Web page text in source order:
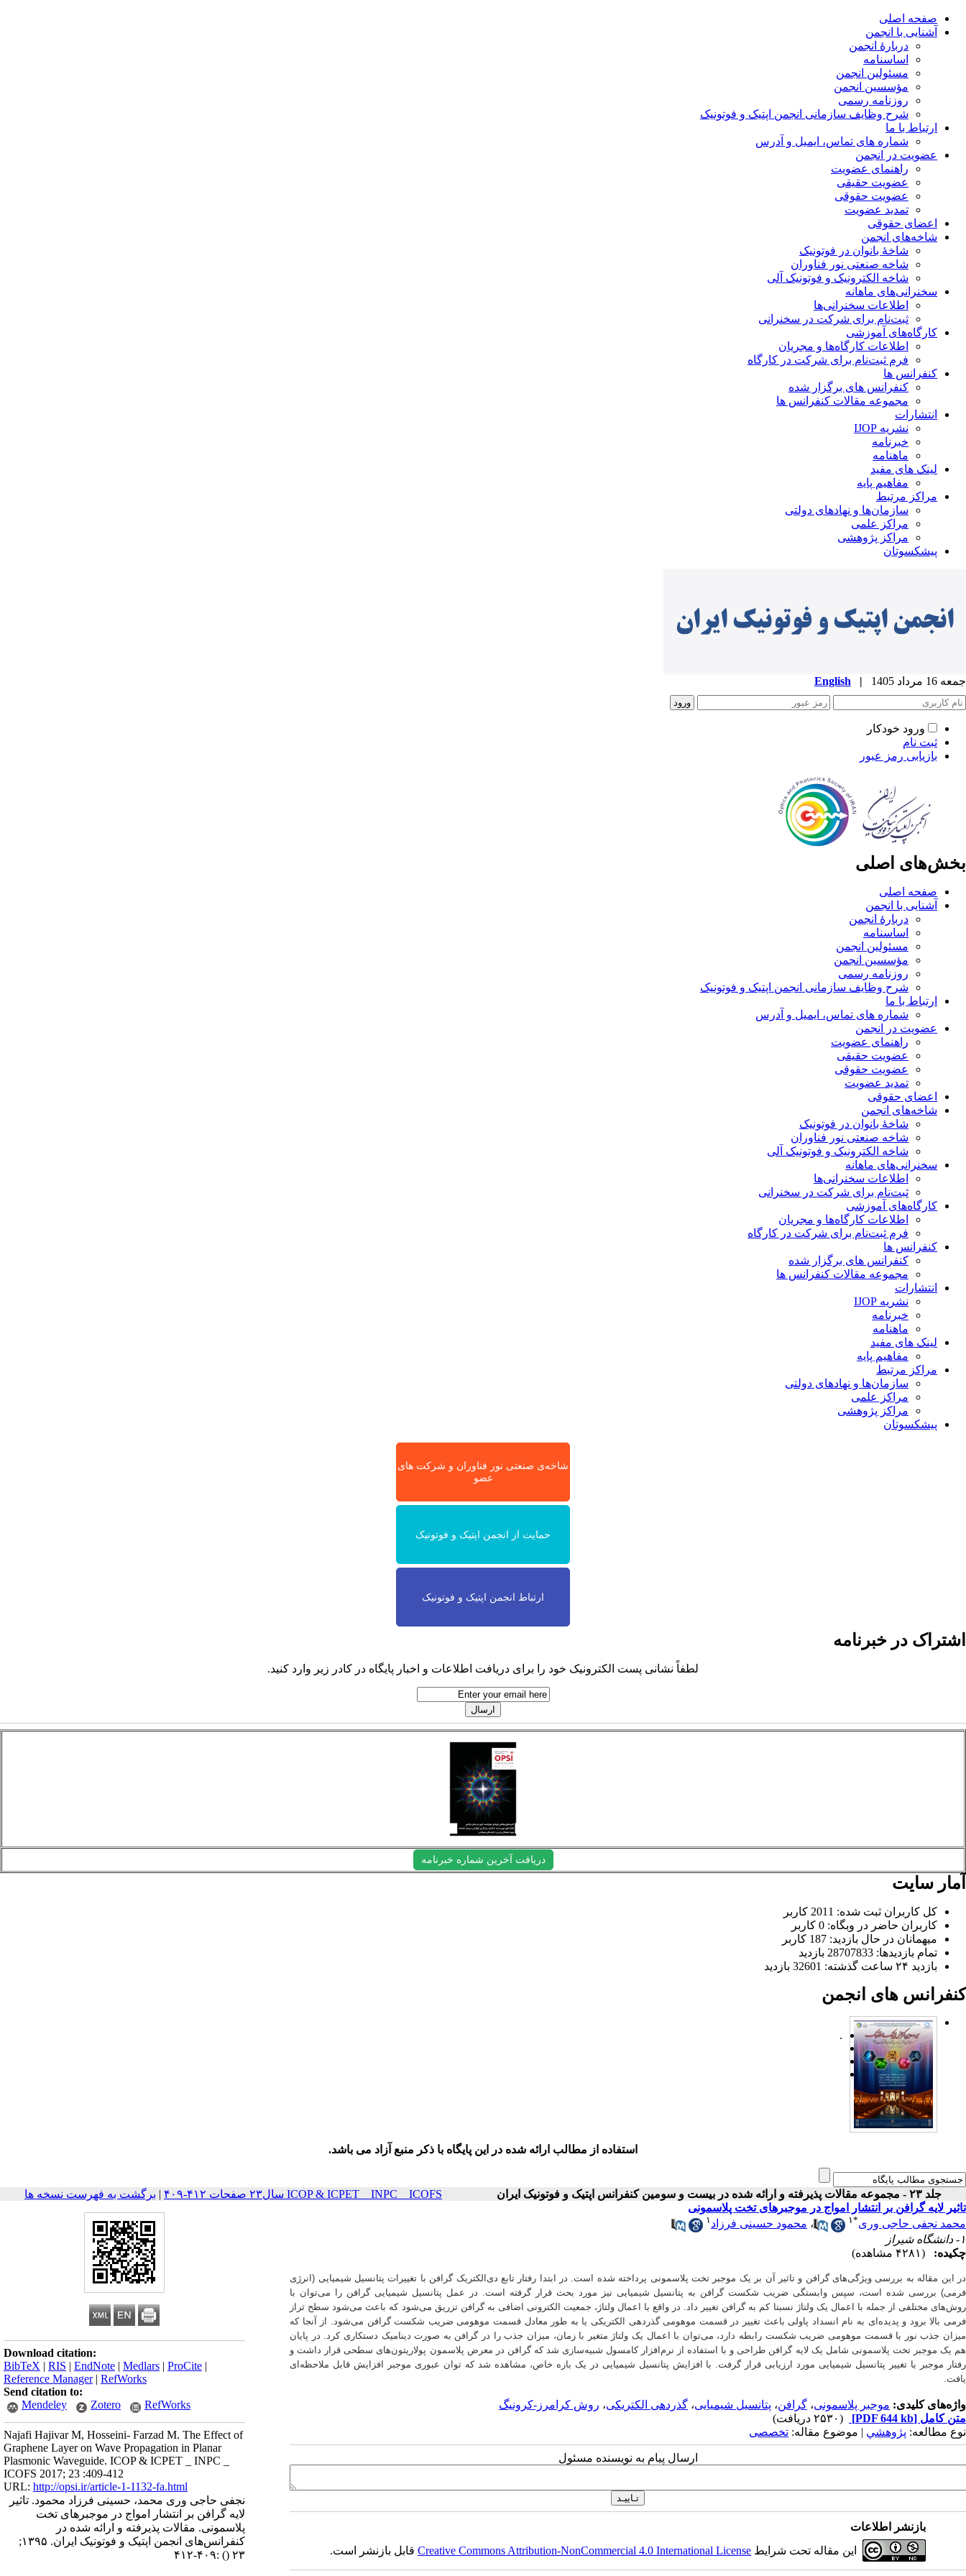
صفحه اصلی
آشنایی با انجمن
دربارۀ انجمن
اساسنامه
مسئولین انجمن
مؤسسین انجمن
روزنامه رسمی
شرح وظایف سازمانی انجمن اپتیک و فوتونیک
ارتباط با ما
شماره های تماس، ایمیل و آدرس
عضویت در انجمن
راهنمای عضویت
عضویت حقیقی
عضویت حقوقی
تمدید عضویت
اعضای حقوقی
شاخه‌های انجمن
شاخۀ بانوان در فوتونیک
شاخه صنعتی نور فناوران
شاخه‌ الکترونیک و فوتونیک آلی
سخنرانی‌های ماهانه
اطلاعات سخنرانی‌‌ها
ثبت‌نام برای شرکت در سخنرانی
کارگاه‌های آموزشی
اطلاعات کارگاه‌ها و مجریان
فرم ثبت‌نام برای شرکت در کارگاه
کنفرانس ها
کنفرانس های برگزار شده
مجموعه مقالات کنفرانس ها
انتشارات
نشریه IJOP
خبرنامه
ماهنامه
لینک های مفید
مفاهیم پایه
مراکز مرتبط
سازمان‌ها و نهادهای دولتی
مراکز علمی
مراکز پژوهشی
پیشکسوتان
جمعه 16 مرداد 1405 |
English
ورود خودکار
ثبت نام
بازیابی رمز عبور
بخش‌های اصلی
صفحه اصلی
آشنایی با انجمن
دربارۀ انجمن
اساسنامه
مسئولین انجمن
مؤسسین انجمن
روزنامه رسمی
شرح وظایف سازمانی انجمن اپتیک و فوتونیک
ارتباط با ما
شماره های تماس، ایمیل و آدرس
عضویت در انجمن
راهنمای عضویت
عضویت حقیقی
عضویت حقوقی
تمدید عضویت
اعضای حقوقی
شاخه‌های انجمن
شاخۀ بانوان در فوتونیک
شاخه صنعتی نور فناوران
شاخه‌ الکترونیک و فوتونیک آلی
سخنرانی‌های ماهانه
اطلاعات سخنرانی‌‌ها
ثبت‌نام برای شرکت در سخنرانی
کارگاه‌های آموزشی
اطلاعات کارگاه‌ها و مجریان
فرم ثبت‌نام برای شرکت در کارگاه
کنفرانس ها
کنفرانس های برگزار شده
مجموعه مقالات کنفرانس ها
انتشارات
نشریه IJOP
خبرنامه
ماهنامه
لینک های مفید
مفاهیم پایه
مراکز مرتبط
سازمان‌ها و نهادهای دولتی
مراکز علمی
مراکز پژوهشی
پیشکسوتان
شاخه‌ی صنعتی نور فناوران و شرکت های
عضو
حمایت از انجمن اپتیک و فوتونیک
ارتباط انجمن اپتیک و فوتونیک
اشتراک در خبرنامه
لطفاً نشانی پست الکترونیک خود را برای دریافت اطلاعات و اخبار پایگاه در کادر زیر وارد کنید.
دریافت آخرین شماره خبرنامه
آمار سایت
کل کاربران ثبت شده: 2011 کاربر
کاربران حاضر در وبگاه: 0 کاربر
میهمانان در حال بازدید: 187 کاربر
تمام بازدید‌ها: 28707833 بازدید
بازدید ۲۴ ساعت گذشته: 32601 بازدید
کنفرانس های انجمن
.
استفاده از مطالب ارائه شده در این پایگاه با ذکر منبع آزاد می باشد.
جلد ۲۳ - مجموعه مقالات پذیرفته و ارائه شده در بیست و سومین کنفرانس اپتیک و فوتونیک ایران ICOP & ICPET _ INPC _ ICOFS سال۲۳ صفحات ۴۱۲-۴۰۹ | برگشت به فهرست نسخه ها
Download citation:
BibTeX | RIS | EndNote | Medlars | ProCite |
Reference Manager| RefWorks
Send citation to:
Mendeley
Zotero RefWorks
Najafi Hajivar M, Hosseini- Farzad M. The Effect of
Graphene Layer on Wave Propagation in Planar
Plasmonic Waveguide. ICOP & ICPET _ INPC _
ICOFS 2017; 23 :409-412
URL: http://opsi.ir/article-1-1132-fa.html
نجفی حاجی وری محمد، حسینی فرزاد محمود. تاثیر
لایه گرافن بر انتشار امواج در موجبرهای تخت
پلاسمونی. مقالات پذیرفته و ارائه شده در
کنفرانس‌های انجمن اپتیک و فوتونیک ایران. ۱۳۹۵;
۲۳ () :۴۰۹-۴۱۲
تاثیر لایه گرافن بر انتشار امواج در موجبرهای تخت پلاسمونی
محمد نجفی حاجی وری*۱ ، محمود حسینی فرزاد ۱
۱- دانشگاه شیراز
چکیده:
(۴۲۸۱ مشاهده)
در این مقاله به بررسی ویژگی‌های گرافن و تاثیر آن بر یک موجبر تخت پلاسمونی پرداخته شده است. در ابتدا رفتار تابع دی‌الکتریک گرافن با تغییرات پتانسیل شیمیایی (انرژی
فرمی) بررسی شده است، سپس وابستگی ضریب شکست گرافن به پتانسیل شیمیایی نیز مورد بحث قرار گرفته است. در عمل پتانسیل شیمیایی گرافن را می‌توان با
روش‌های مختلفی از جمله با اعمال یک ولتاژ نسبتا کم به گرافن تغییر داد. در واقع با اعمال ولتاژ، جمعیت الکترونی اضافی به گرافن تزریق می‌شود که باعث می‌شود سطح تراز
فرمی بالا برود و پدیده‌ای به نام انسداد پاولی باعث تغییر در قسمت موهومی گذردهی الکتریکی یا به طور معادل قسمت موهومی ضریب شکست گرافن می‌شود. از آنجا که
میزان جذب نور با قسمت موهومی ضریب شکست رابطه دارد، می‌توان با اعمال یک ولتاژ متغیر با زمان، میزان جذب را در گرافن به صورت دینامیک دستکاری کرد. در پایان
هم یک موجبر تخت پلاسمونی شامل یک لایه گرافن طراحی و با استفاده از نرم‌افزار کامسول شبیه‌سازی شد که گرافن در معرض پلاسمون پولاریتون‌های سطحی قرار داشت و
رفتار موجبر با تغییر پتانسیل شیمیایی مورد ارزیابی قرار گرفت. با افزایش پتانسیل شیمیایی در یک بازه خاص، مشاهده شد که توان عبوری موجبر افزایش قابل ملاحظه‌ای
یافت.
واژه‌های کلیدی: موجبر پلاسمونی، گرافن، پتانسیل شیمیایی، گذردهی الکتریکی، روش کرامرز-کرونیگ
متن کامل [PDF 644 kb]
(۲۵۳۰ دریافت)
نوع مطالعه: پژوهشي | موضوع مقاله: تخصصی
ارسال پیام به نویسنده مسئول
بازنشر اطلاعات
این مقاله تحت شرایط Creative Commons Attribution-NonCommercial 4.0 International Licenseقابل بازنشر است.